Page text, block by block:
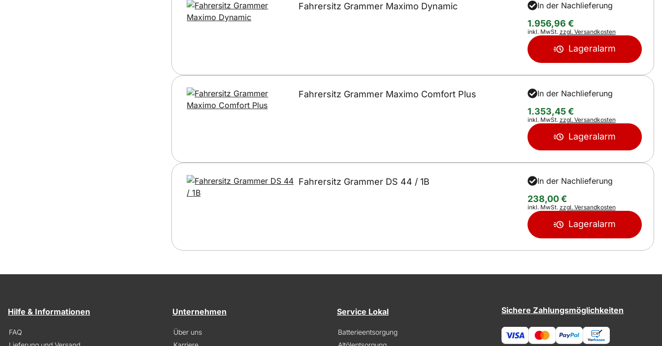
Fahrersitz Grammer Maximo Dynamic In der Nachlieferung
1.956,96 €
Steuerhinweis:
inkl. MwSt. zzgl. Versandkosten
Lageralarm
Fahrersitz Grammer Maximo Comfort Plus In der Nachlieferung
1.353,45€
Steuerhinweis:
inkl. MwSt. zzgl. Versandkosten
Lageralarm
Fahrersitz Grammer DS 44 / 1B In der Nachlieferung
238,00€
Steuerhinweis:
inkl. MwSt. zzgl. Versandkosten
Lageralarm
Hilfe & Informationen
FAQ
Unternehmen
Über uns
Service Lokal
Batterieentsorgung
Sichere Zahlungsmöglichkeiten